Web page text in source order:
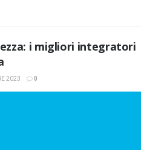
i migliori integratori
2023 0